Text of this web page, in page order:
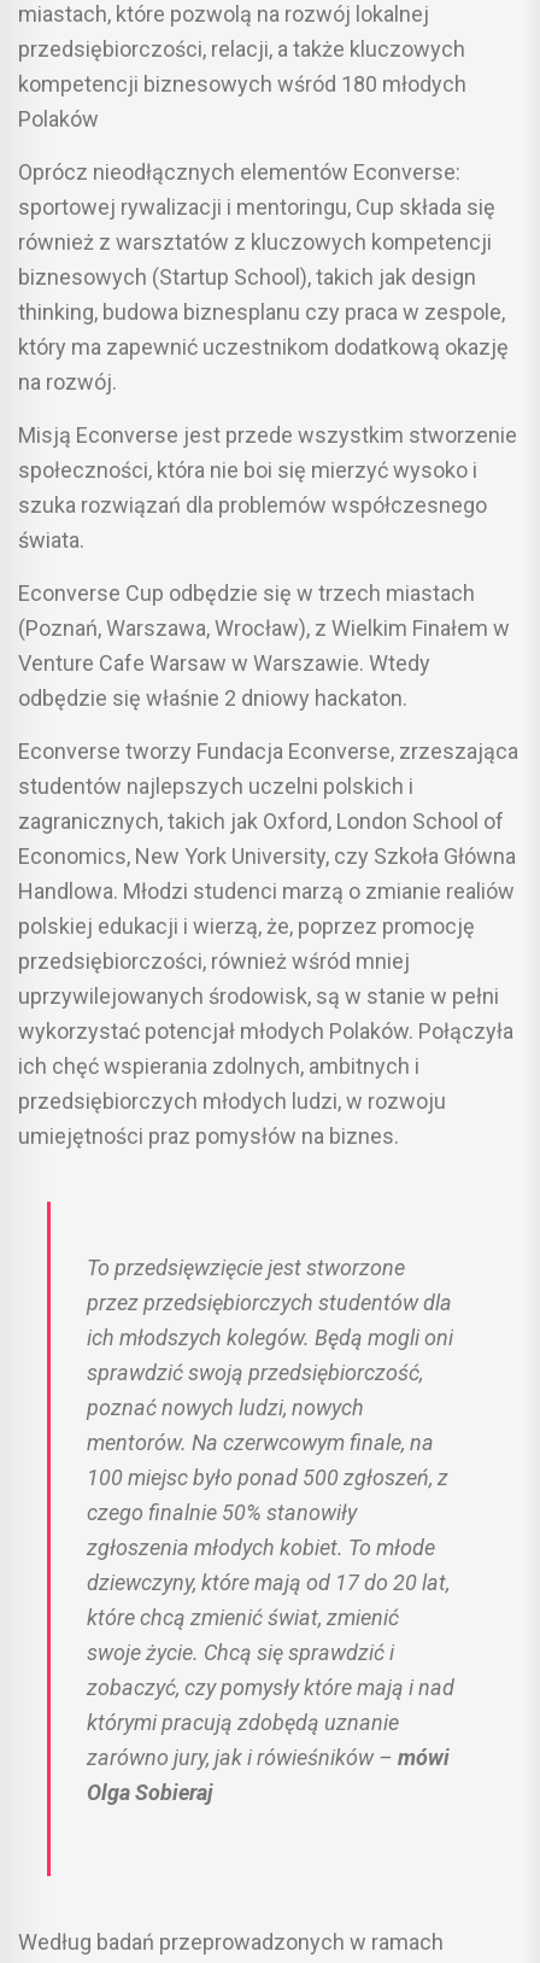
miastach, które pozwolą na rozwój lokalnej
przedsiębiorczości, relacji, a także kluczowych
kompetencji biznesowych wśród 180 młodych
Polaków
Oprócz nieodłącznych elementów Econverse:
sportowej rywalizacji i mentoringu, Cup składa się
również z warsztatów z kluczowych kompetencji
biznesowych (Startup School), takich jak design
thinking, budowa biznesplanu czy praca w zespole,
który ma zapewnić uczestnikom dodatkową okazję
na rozwój.
Misją Econverse jest przede wszystkim stworzenie
społeczności, która nie boi się mierzyć wysoko i
szuka rozwiązań dla problemów współczesnego
świata.
Econverse Cup odbędzie się w trzech miastach
(Poznań, Warszawa, Wrocław), z Wielkim Finałem w
Venture Cafe Warsaw w Warszawie. Wtedy
odbędzie się właśnie 2 dniowy hackaton.
Econverse tworzy Fundacja Econverse, zrzeszająca
studentów najlepszych uczelni polskich i
zagranicznych, takich jak Oxford, London School of
Economics, New York University, czy Szkoła Główna
Handlowa. Młodzi studenci marzą o zmianie realiów
polskiej edukacji i wierzą, że, poprzez promocję
przedsiębiorczości, również wśród mniej
uprzywilejowanych środowisk, są w stanie w pełni
wykorzystać potencjał młodych Polaków. Połączyła
ich chęć wspierania zdolnych, ambitnych i
przedsiębiorczych młodych ludzi, w rozwoju
umiejętności praz pomysłów na biznes.
To przedsięwzięcie jest stworzone
przez przedsiębiorczych studentów dla
ich młodszych kolegów. Będą mogli oni
sprawdzić swoją przedsiębiorczość,
poznać nowych ludzi, nowych
mentorów. Na czerwcowym finale, na
100 miejsc było ponad 500 zgłoszeń, z
czego finalnie 50% stanowiły
zgłoszenia młodych kobiet. To młode
dziewczyny, które mają od 17 do 20 lat,
które chcą zmienić świat, zmienić
swoje życie. Chcą się sprawdzić i
zobaczyć, czy pomysły które mają i nad
którymi pracują zdobędą uznanie
zarówno jury, jak i rówieśników – mówi
Olga Sobieraj
Według badań przeprowadzonych w ramach